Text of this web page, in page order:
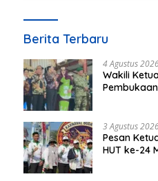
Berita Terbaru
4 Agustus
Wakili
3 Agustus
Pesan
HUT ke-24